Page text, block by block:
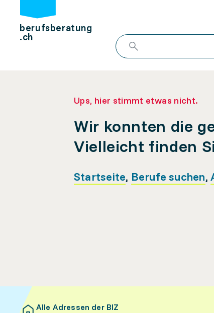
berufsberatung
.ch
Ups, hier stimmt etwas nicht.
Wir konnten die
Vielleicht finden
Startseite, Berufe suchen,
Alle Adressen der BIZ